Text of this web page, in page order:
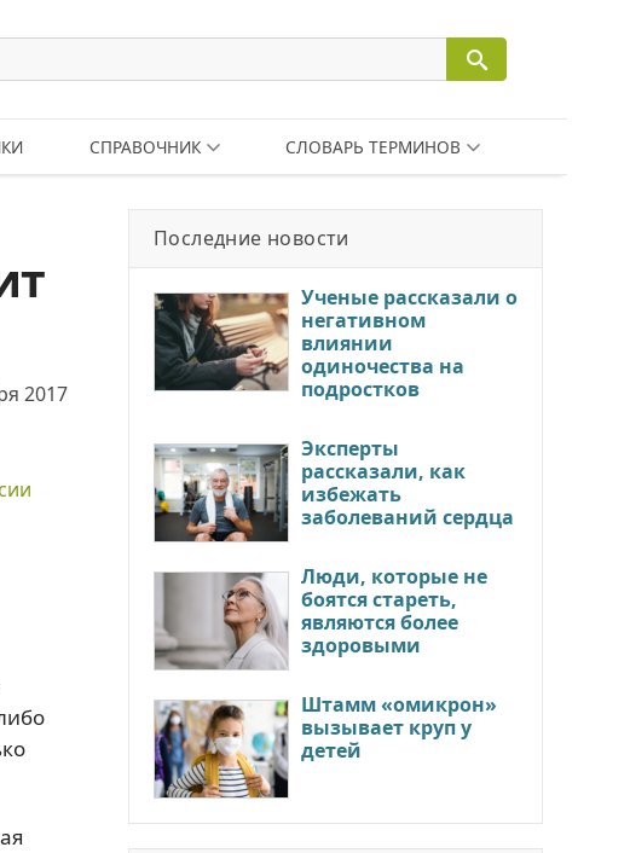
СПРАВОЧНИК СЛОВАРЬ ТЕРМИНОВ
2017
Последние новости
Ученые рассказали о
негативном
влиянии
одиночества на
подростков
Эксперты
рассказали, как
избежать
заболеваний сердца
Люди, которые не
боятся стареть,
являются более
здоровыми
Штамм «омикрон»
вызывает круп у
детей